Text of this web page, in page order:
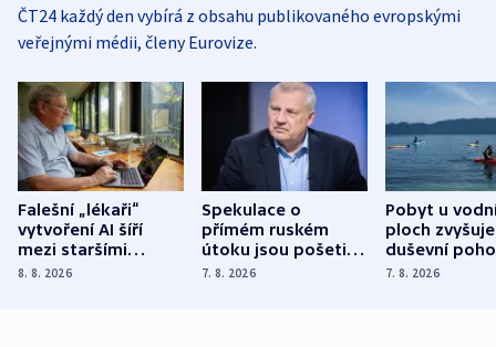
ČT24 každý den vybírá z obsahu publikovaného evropskými
veřejnými médii, členy Eurovize.
Falešní „lékaři“
vytvoření AI šíří
mezi staršími
Poláky nebezpečné
8. 8. 2026
Spekulace o
přímém ruském
útoku jsou pošetilé,
míní estonský
7. 8. 2026
Pobyt u
ploch zvyšuje
duševní
ukázala
7. 8. 2026